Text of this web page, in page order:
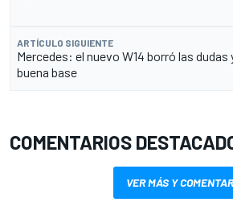
ARTÍCULO SIGUIENTE
Mercedes: el nuevo W14 borró las dudas
buena base
COMENTARIOS
VER MÁS Y COMENTAR